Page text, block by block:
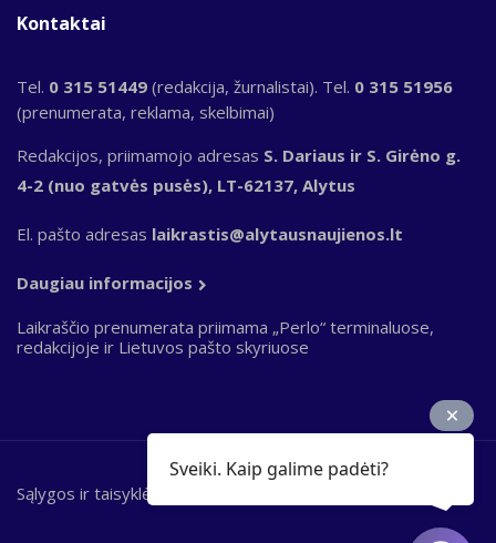
Kontaktai
Tel. 0 315 51449 (redakcija, žurnalistai). Tel. 0 315 51956
(prenumerata, reklama, skelbimai)
Redakcijos, priimamojo adresas S. Dariaus ir S. Girėno g.
4-2 (nuo gatvės pusės), LT-62137, Alytus
El. pašto adresas laikrastis@alytausnaujienos.lt
Daugiau informacijos
Laikraščio prenumerata priimama „Perlo“ terminaluose,
redakcijoje ir Lietuvos pašto skyriuose
Bottom
Sąlygos ir taisyklės
Sveiki. Kaip galime padėti?